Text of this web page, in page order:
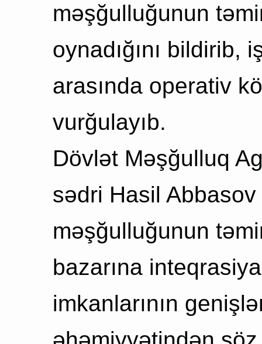
məşğulluğunun
oynadığını bildirib,
arasında operativ
vurğulayıb.
Dövlət Məşğulluq
sədri Hasil Abbasov
məşğulluğunun
bazarına
imkanlarının